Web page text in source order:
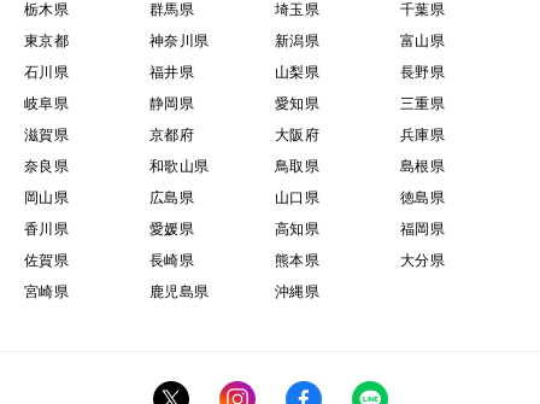
栃木県
群馬県 埼玉県
千葉県
東京都
神奈川県 新潟県
富山県
石川県
福井県 山梨県
長野県
岐阜県
静岡県 愛知県
三重県
滋賀県
京都府 大阪府
兵庫県
奈良県
和歌山県 鳥取県
島根県
岡山県
広島県 山口県
徳島県
香川県
愛媛県 高知県
福岡県
佐賀県
長崎県 熊本県
大分県
宮崎県
鹿児島県 沖縄県